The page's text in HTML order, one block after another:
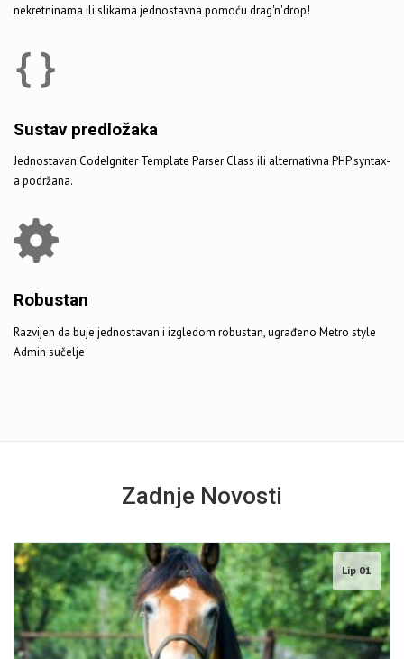
nekretninama ili slikama jednostavna pomoću drag'n'drop!
Sustav predložaka
Jednostavan CodeIgniter Template Parser Class ili alternativna PHP syntax-
a podržana.
Robustan
Razvijen da buje jednostavan i izgledom robustan, ugrađeno Metro style
Admin sučelje
Zadnje Novosti
Lip 01